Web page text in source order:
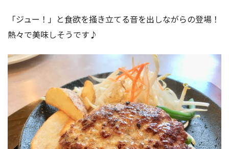
「ジュー！」と食欲を掻き立てる音を出しながらの登場！
熱々で美味しそうです♪